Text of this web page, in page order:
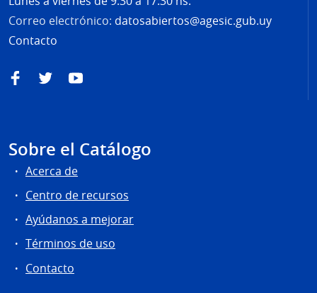
Correo electrónico: datosabiertos@agesic.gub.uy
Contacto
FacebookTwitterYouTube
Sobre el Catálogo
Acerca de
Centro de recursos
Ayúdanos a mejorar
Términos de uso
Contacto